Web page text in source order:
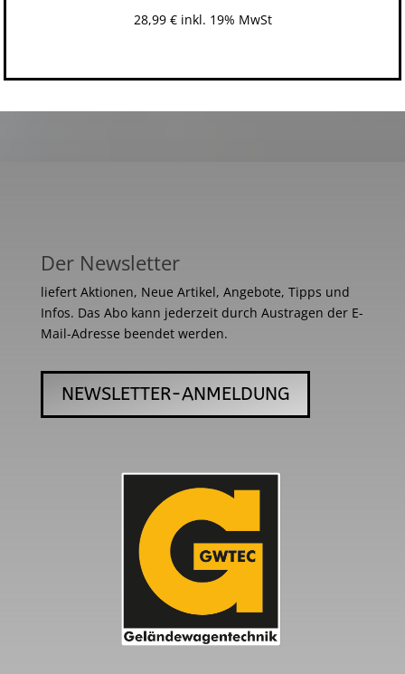
28,99 € inkl. 19% MwSt
Der Newsletter
liefert Aktionen, Neue Artikel, Angebote, Tipps und
Infos. Das Abo kann jederzeit durch Austragen der E-
Mail-Adresse beendet werden.
NEWSLETTER-ANMELDUNG